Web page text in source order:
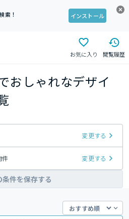
索！
インストール
お気に入り 閲覧履歴
おしゃれなデザイ
変更する
件 変更する
条件を保存する